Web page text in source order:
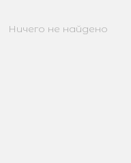
Ничего не найдено